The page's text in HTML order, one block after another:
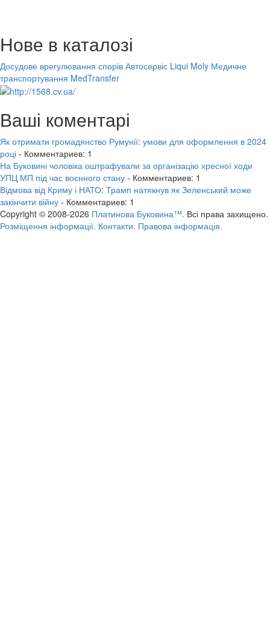
Нове в каталозі
Досудове врегулювання спорів Автосервіс Liqui Moly Медичне
транспортування MedTransfer
Ваші коментарі
Як отримати громадянство Румунії: умови для оформлення в 2024
році - Комментариев: 1
На Буковині чоловіка оштрафували за організацію хресної ходи
УПЦ МП під час воєнного стану - Комментариев: 1
Відмова від Криму і НАТО: Трамп натякнув як Зеленський може
закінчити війну - Комментариев: 1
Copyright © 2008-2026 Платинова Буковина™. Всі права захищено.
Розміщення інформації. Контакти. Правова інформація.